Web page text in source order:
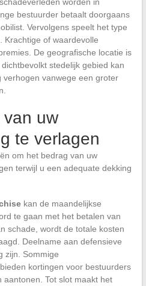
bestuurder betaalt doorgaans
Vervolgens speelt het type
Krachtige of waardevolle
De geografische locatie is
stedelijk gebied kan
vanwege een groter
uw
te verlagen
om het bedrag van uw
terwijl u een adequate dekking
kan de maandelijkse
te gaan met het betalen van
schade, wordt de totale kosten
Deelname aan defensieve
zijn. Sommige
kortingen voor bestuurders
Tot slot maakt het